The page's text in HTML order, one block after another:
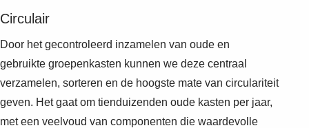
Circulair
Door het gecontroleerd inzamelen van oude en
gebruikte groepenkasten kunnen we deze centraal
verzamelen, sorteren en de hoogste mate van circulariteit
geven. Het gaat om tienduizenden oude kasten per jaar,
met een veelvoud van componenten die waardevolle